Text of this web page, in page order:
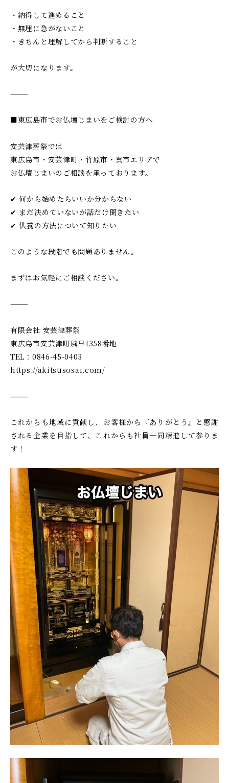
・納得して進めること
・無理に急がないこと
・きちんと理解してから判断すること
が大切になります。
⸻
■東広島市でお仏壇じまいをご検討の方へ
安芸津葬祭では
東広島市・安芸津町・竹原市・呉市エリアで
お仏壇じまいのご相談を承っております。
✔ 何から始めたらいいか分からない
✔ まだ決めていないが話だけ聞きたい
✔ 供養の方法について知りたい
このような段階でも問題ありません。
まずはお気軽にご相談ください。
⸻
有限会社 安芸津葬祭
東広島市安芸津町風早1358番地
TEL：0846-45-0403
https://akitsusosai.com/
⸻
これからも地域に貢献し、お客様から『ありがとう』と感謝
される企業を目指して、これからも社員一同精進して参りま
す！